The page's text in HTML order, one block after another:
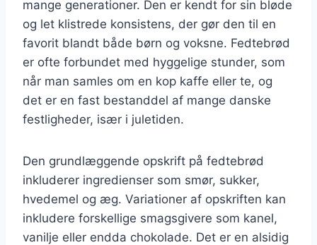
mange generationer. Den er kendt for sin bløde
og let klistrede konsistens, der gør den til en
favorit blandt både børn og voksne. Fedtebrød
er ofte forbundet med hyggelige stunder, som
når man samles om en kop kaffe eller te, og
det er en fast bestanddel af mange danske
festligheder, især i juletiden.
Den grundlæggende opskrift på fedtebrød
inkluderer ingredienser som smør, sukker,
hvedemel og æg. Variationer af opskriften kan
inkludere forskellige smagsgivere som kanel,
vanilje eller endda chokolade. Det er en alsidig